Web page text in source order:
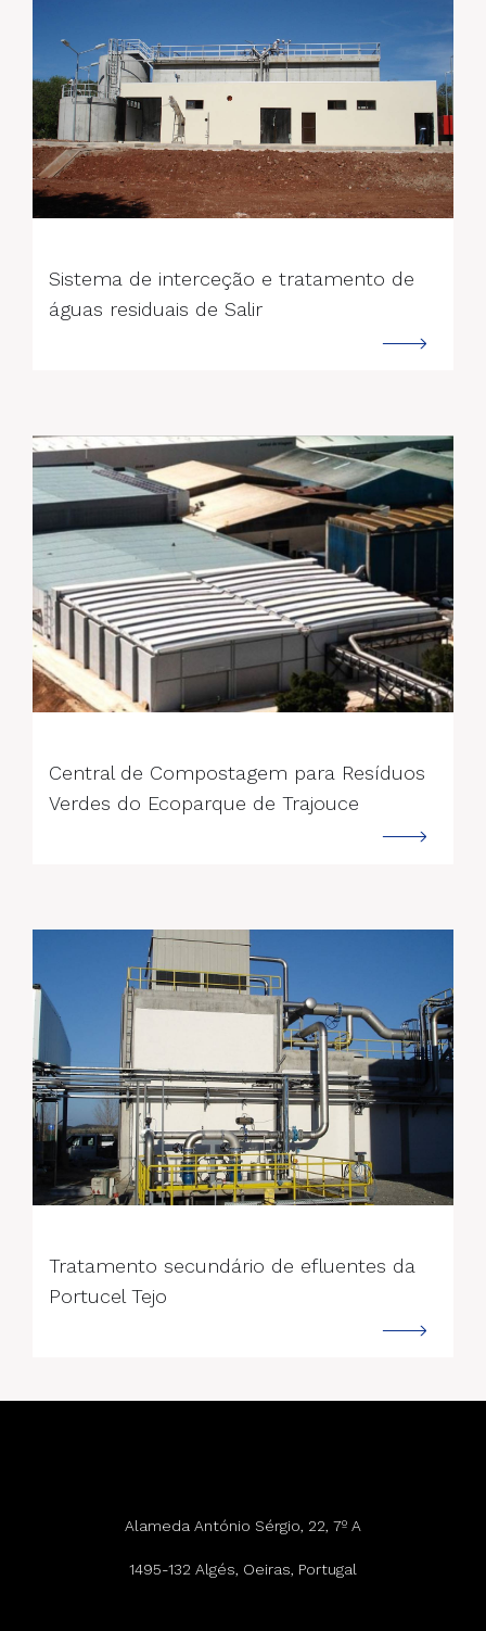
Sistema de interceção e tratamento de
águas residuais de Salir
Central de Compostagem para Resíduos
Verdes do Ecoparque de Trajouce
Tratamento secundário de efluentes da
Portucel Tejo
Alameda António Sérgio, 22, 7º A
1495-132 Algés, Oeiras, Portugal